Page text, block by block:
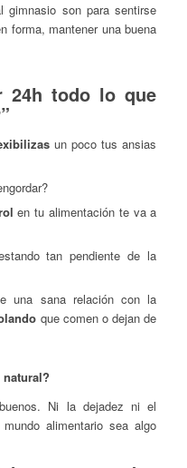
gimnasio son para sentirse
forma, mantener una buena
24h todo lo que
un poco tus ansias
en tu alimentación te va a
tan pendiente de la
una sana relación con la
que comen o dejan de
Ni la dejadez ni el
alimentario sea algo